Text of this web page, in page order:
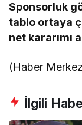
Sponsorluk
tablo ortaya
net kararımı
(Haber
İlgili